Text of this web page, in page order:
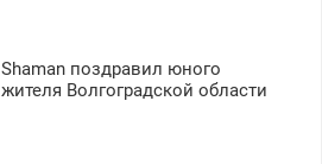
Shaman поздравил юного
жителя Волгоградской области